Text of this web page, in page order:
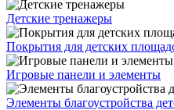
Детские тренажеры
Покрытия для детских
Игровые панели и элементы
Элементы благоустройства